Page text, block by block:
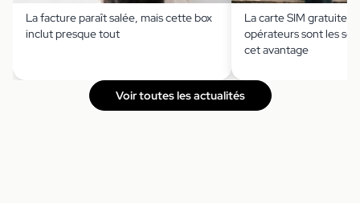
La facture paraît salée, mais cette box
inclut presque tout
La carte SIM gratuite ?
opérateurs sont les
cet avantage
Voir toutes les actualités